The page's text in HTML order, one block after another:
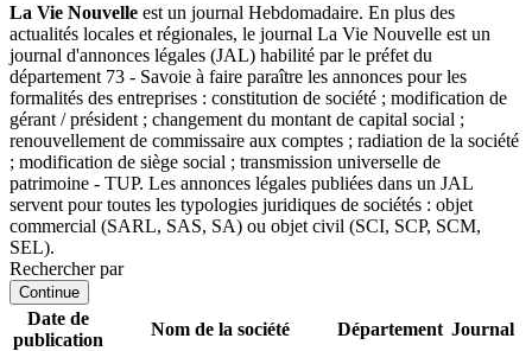
La Vie Nouvelle est un journal Hebdomadaire. En plus des
actualités locales et régionales, le journal La Vie Nouvelle est un
journal d'annonces légales (JAL) habilité par le préfet du
département 73 - Savoie à faire paraître les annonces pour les
formalités des entreprises : constitution de société ; modification de
gérant / président ; changement du montant de capital social ;
renouvellement de commissaire aux comptes ; radiation de la société
; modification de siège social ; transmission universelle de
patrimoine - TUP. Les annonces légales publiées dans un JAL
servent pour toutes les typologies juridiques de sociétés : objet
commercial (SARL, SAS, SA) ou objet civil (SCI, SCP, SCM,
SEL).
Rechercher par
Continue
Date de
publication
Nom de la société Département Journal